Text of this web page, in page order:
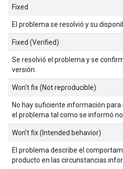
Fixed
El problema se resolvió y su
Fixed (Verified)
Se resolvió el problema y se
versión.
Won't fix (Not reproducible)
No hay suficiente información
el problema tal como se informó
Won't fix (Intended behavior)
El problema describe el
producto en las circunstancias